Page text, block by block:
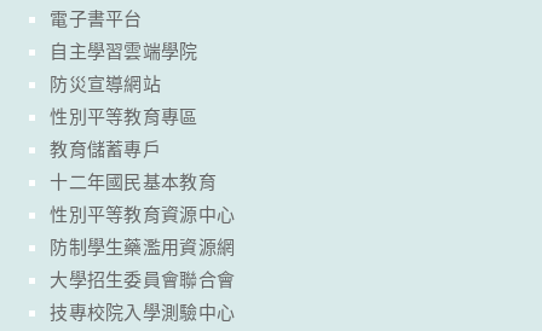
電子書平台
自主學習雲端學院
防災宣導網站
性別平等教育專區
教育儲蓄專戶
十二年國民基本教育
性別平等教育資源中心
防制學生藥濫用資源網
大學招生委員會聯合會
技專校院入學測驗中心